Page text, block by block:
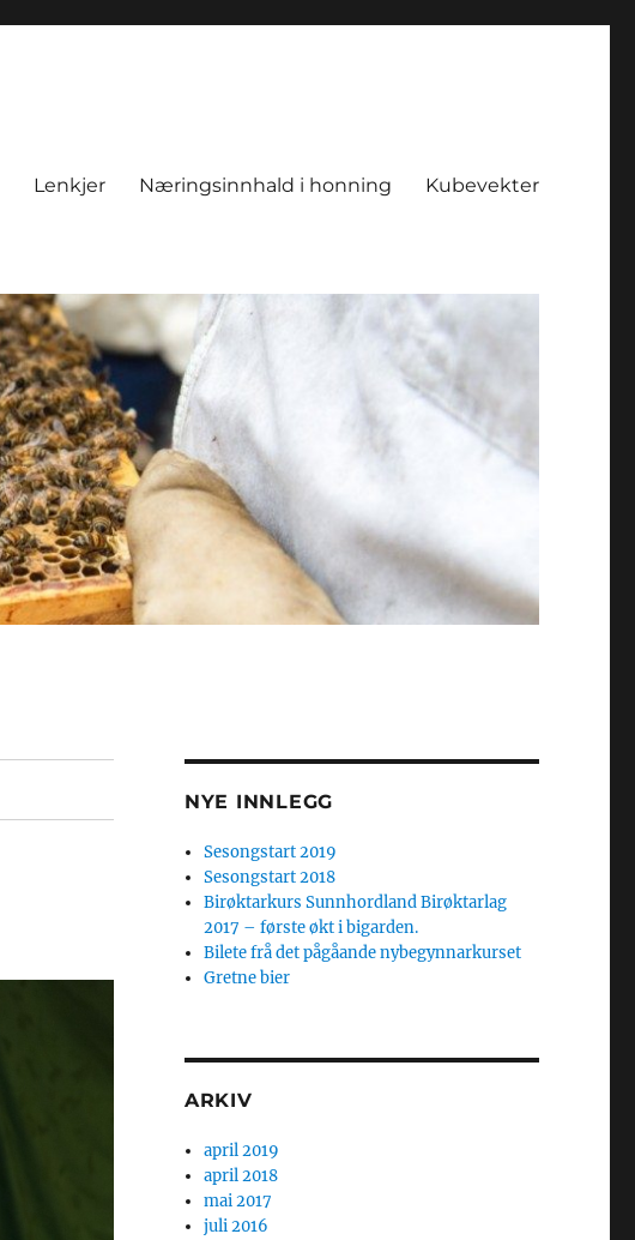
Lenkjer Næringsinnhald i honning Kubevekter
NYE INNLEGG
Sesongstart 2019
Sesongstart 2018
Birøktarkurs Sunnhordland Birøktarlag
2017 – første økt i bigarden.
Bilete frå det pågåande nybegynnarkurset
Gretne bier
ARKIV
april 2019
april 2018
mai 2017
juli 2016